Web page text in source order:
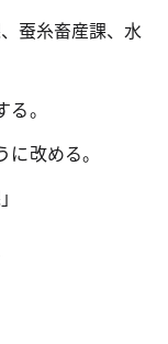
蚕糸畜産課、水
。
改める。